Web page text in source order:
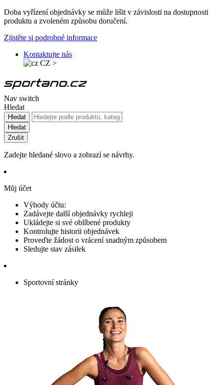
Doba vyřízení objednávky se může lišit v závislosti na dostupnosti
produktu a zvoleném způsobu doručení.
Zjistěte si podrobné informace
Kontaktujte nás
CZ >
Nav switch
Hledat
Hledat
Hledat
Zrušit
Zadejte hledané slovo a zobrazí se návrhy.
Můj účet
Výhody účtu:
Zadávejte další objednávky rychleji
Ukládejte si své oblíbené produkty
Kontrolujte historii objednávek
Proveďte žádost o vrácení snadným způsobem
Sledujte stav zásilek
Sportovní stránky